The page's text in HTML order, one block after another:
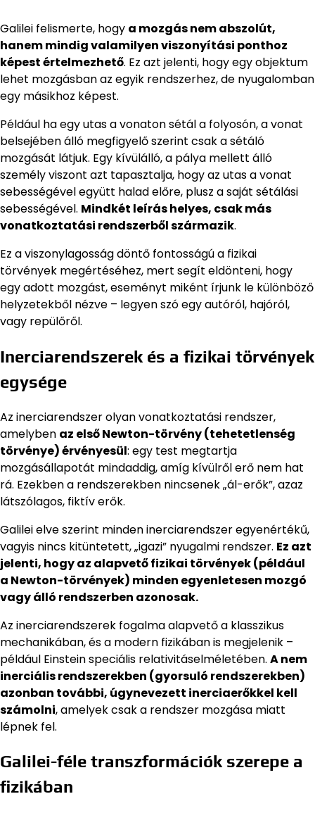
Galilei felismerte, hogy a mozgás nem abszolút,
hanem mindig valamilyen viszonyítási ponthoz
képest értelmezhető. Ez azt jelenti, hogy egy objektum
lehet mozgásban az egyik rendszerhez, de nyugalomban
egy másikhoz képest.
Például ha egy utas a vonaton sétál a folyosón, a vonat
belsejében álló megfigyelő szerint csak a sétáló
mozgását látjuk. Egy kívülálló, a pálya mellett álló
személy viszont azt tapasztalja, hogy az utas a vonat
sebességével együtt halad előre, plusz a saját sétálási
sebességével. Mindkét leírás helyes, csak más
vonatkoztatási rendszerből származik.
Ez a viszonylagosság döntő fontosságú a fizikai
törvények megértéséhez, mert segít eldönteni, hogy
egy adott mozgást, eseményt miként írjunk le különböző
helyzetekből nézve – legyen szó egy autóról, hajóról,
vagy repülőről.
Inerciarendszerek és a fizikai törvények
egysége
Az inerciarendszer olyan vonatkoztatási rendszer,
amelyben az első Newton-törvény (tehetetlenség
törvénye) érvényesül: egy test megtartja
mozgásállapotát mindaddig, amíg kívülről erő nem hat
rá. Ezekben a rendszerekben nincsenek „ál-erők”, azaz
látszólagos, fiktív erők.
Galilei elve szerint minden inerciarendszer egyenértékű,
vagyis nincs kitüntetett, „igazi” nyugalmi rendszer. Ez azt
jelenti, hogy az alapvető fizikai törvények (például
a Newton-törvények) minden egyenletesen mozgó
vagy álló rendszerben azonosak.
Az inerciarendszerek fogalma alapvető a klasszikus
mechanikában, és a modern fizikában is megjelenik –
például Einstein speciális relativitáselméletében. A nem
inerciális rendszerekben (gyorsuló rendszerekben)
azonban további, úgynevezett inerciaerőkkel kell
számolni, amelyek csak a rendszer mozgása miatt
lépnek fel.
Galilei-féle transzformációk szerepe a
fizikában